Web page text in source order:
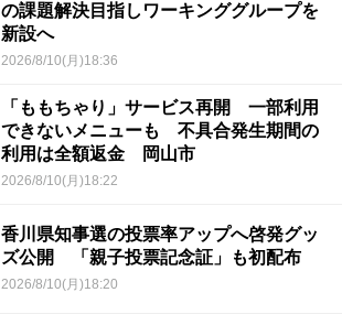
の課題解決目指しワーキンググループを
新設へ
2026/8/10(月)18:36
「ももちゃり」サービス再開 一部利用
できないメニューも 不具合発生期間の
利用は全額返金 岡山市
2026/8/10(月)18:22
香川県知事選の投票率アップへ啓発グッ
ズ公開 「親子投票記念証」も初配布
2026/8/10(月)18:20